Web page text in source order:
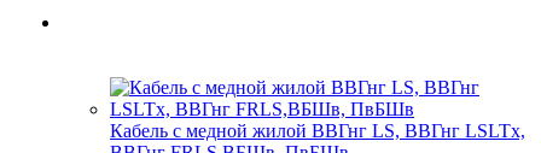
Кабель с медной жилой ВВГнг LS, ВВГнг LSLTx,